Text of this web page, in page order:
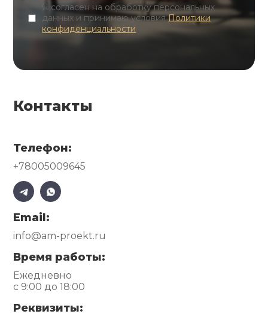
Я согласен на обработку персональных
данных и принимаю условияПолитики
конфиденциальности
Контакты
Телефон:
+78005009645
Email:
info@am-proekt.ru
Время работы:
Ежедневно
с 9:00 до 18:00
Реквизиты: